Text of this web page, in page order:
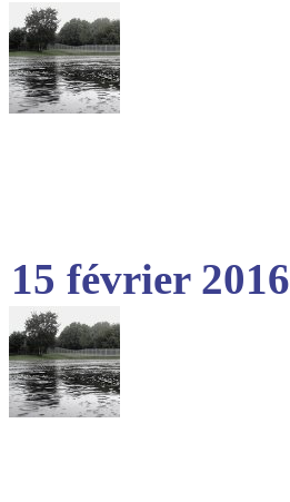
15 février 2016